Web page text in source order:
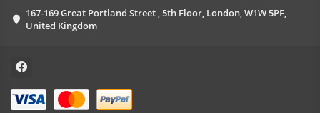
167-169 Great Portland Street , 5th Floor, London, W1W 5PF,
United Kingdom